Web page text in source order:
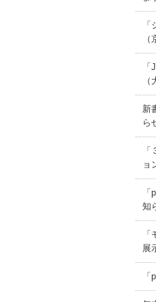
（
（
新
ら
ョ
知
展